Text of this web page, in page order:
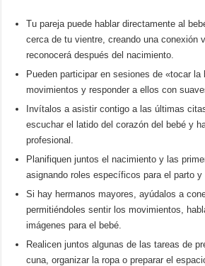
Tu pareja puede hablar directamente al
cerca de tu vientre, creando una conexión
reconocerá después del nacimiento.
Pueden participar en sesiones de «tocar la
movimientos y responder a ellos con
Invítalos a asistir contigo a las últimas
escuchar el latido del corazón del bebé y
profesional.
Planifiquen juntos el nacimiento y las
asignando roles específicos para el parto y
Si hay hermanos mayores, ayúdalos a
permitiéndoles sentir los movimientos,
imágenes para el bebé.
Realicen juntos algunas de las tareas de
cuna, organizar la ropa o preparar el